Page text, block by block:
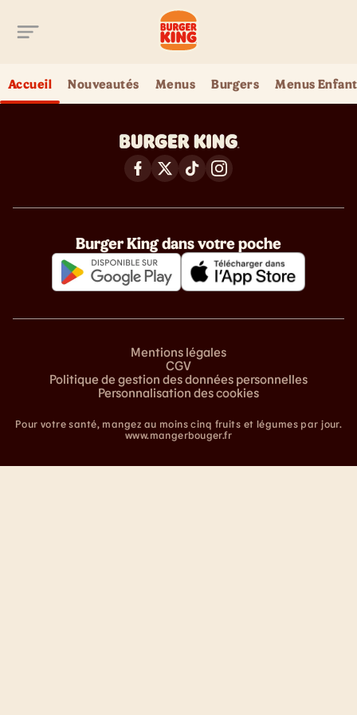
Accueil Nouveautés Menus Burgers Menus
Burger King dans votre poche
Mentions légales
CGV
Politique de gestion des données personnelles
Personnalisation des cookies
Pour votre santé, mangez au moins cinq fruits et légumes par jour.
www.mangerbouger.fr